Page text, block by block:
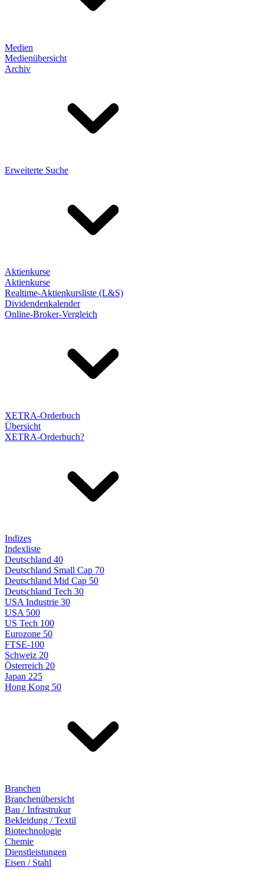
Medien
Medienübersicht
Archiv
Erweiterte Suche
Aktienkurse
Aktienkurse
Realtime-Aktienkursliste (L&S)
Dividendenkalender
Online-Broker-Vergleich
XETRA-Orderbuch
Übersicht
XETRA-Orderbuch?
Indizes
Indexliste
Deutschland 40
Deutschland Small Cap 70
Deutschland Mid Cap 50
Deutschland Tech 30
USA Industrie 30
USA 500
US Tech 100
Eurozone 50
FTSE-100
Schweiz 20
Österreich 20
Japan 225
Hong Kong 50
Branchen
Branchenübersicht
Bau / Infrastrukur
Bekleidung / Textil
Biotechnologie
Chemie
Dienstleistungen
Eisen / Stahl